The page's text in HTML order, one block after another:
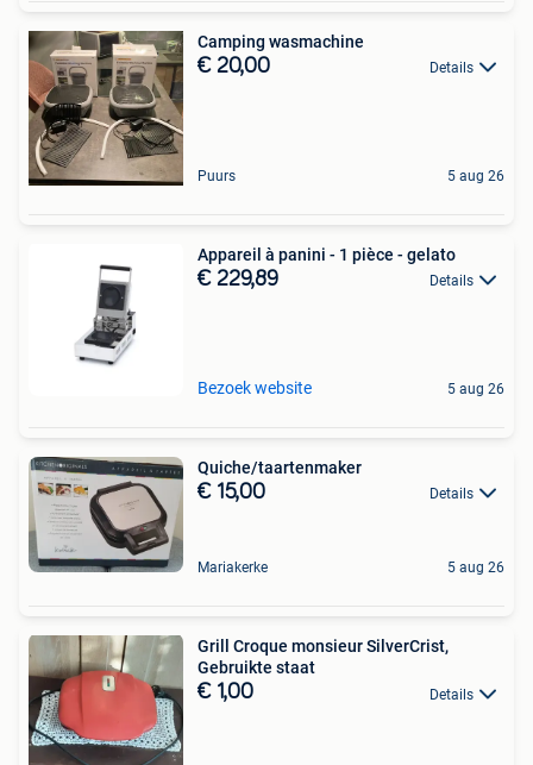
Camping wasmachine
€ 20,00 Details
Puurs 5 aug 26
Appareil à panini - 1 pièce - gelato
€ 229,89 Details
Bezoek website 5 aug 26
Quiche/taartenmaker
€ 15,00 Details
Mariakerke 5 aug 26
Grill Croque monsieur SilverCrist,
Gebruikte staat
€ 1,00 Details